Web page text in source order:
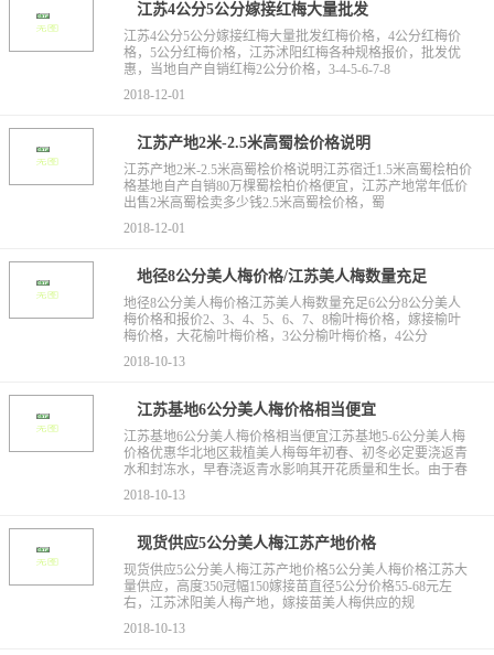
江苏4公分5公分嫁接红梅大量批发
江苏4公分5公分嫁接红梅大量批发红梅价格，4公分红梅价
格，5公分红梅价格，江苏沭阳红梅各种规格报价，批发优
惠，当地自产自销红梅2公分价格，3-4-5-6-7-8
2018-12-01
江苏产地2米-2.5米高蜀桧价格说明
江苏产地2米-2.5米高蜀桧价格说明江苏宿迁1.5米高蜀桧柏价
格基地自产自销80万棵蜀桧柏价格便宜，江苏产地常年低价
出售2米高蜀桧卖多少钱2.5米高蜀桧价格，蜀
2018-12-01
地径8公分美人梅价格/江苏美人梅数量充足
地径8公分美人梅价格江苏美人梅数量充足6公分8公分美人
梅价格和报价2、3、4、5、6、7、8榆叶梅价格，嫁接榆叶
梅价格，大花榆叶梅价格，3公分榆叶梅价格，4公分
2018-10-13
江苏基地6公分美人梅价格相当便宜
江苏基地6公分美人梅价格相当便宜江苏基地5-6公分美人梅
价格优惠华北地区栽植美人梅每年初春、初冬必定要浇返青
水和封冻水，早春浇返青水影响其开花质量和生长。由于春
2018-10-13
现货供应5公分美人梅江苏产地价格
现货供应5公分美人梅江苏产地价格5公分美人梅价格江苏大
量供应，高度350冠幅150嫁接苗直径5公分价格55-68元左
右，江苏沭阳美人梅产地，嫁接苗美人梅供应的规
2018-10-13